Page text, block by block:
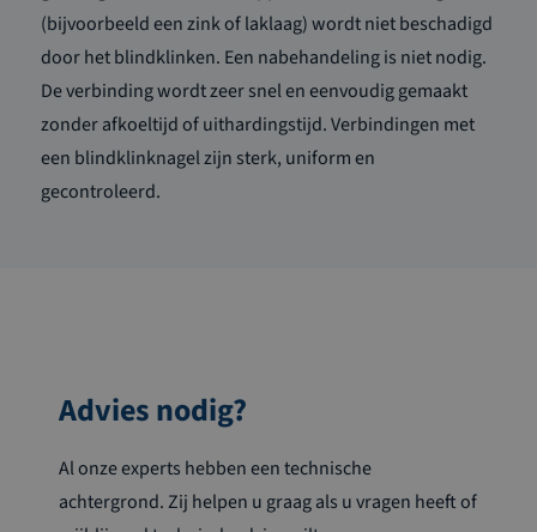
(bijvoorbeeld een zink of laklaag) wordt niet beschadigd
door het blindklinken. Een nabehandeling is niet nodig.
De verbinding wordt zeer snel en eenvoudig gemaakt
zonder afkoeltijd of uithardingstijd. Verbindingen met
een blindklinknagel zijn sterk, uniform en
gecontroleerd.
Advies nodig?
Al onze experts hebben een technische
achtergrond. Zij helpen u graag als u vragen heeft of